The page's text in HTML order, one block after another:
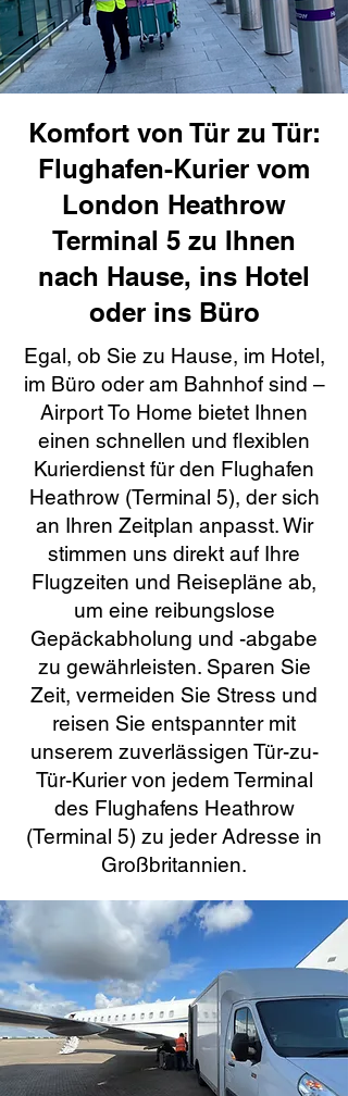
Komfort von Tür zu Tür:
Flughafen-Kurier vom
London Heathrow
Terminal 5 zu Ihnen
nach Hause, ins Hotel
oder ins Büro
Egal, ob Sie zu Hause, im Hotel,
im Büro oder am Bahnhof sind –
Airport To Home bietet Ihnen
einen schnellen und flexiblen
Kurierdienst für den Flughafen
Heathrow (Terminal 5), der sich
an Ihren Zeitplan anpasst. Wir
stimmen uns direkt auf Ihre
Flugzeiten und Reisepläne ab,
um eine reibungslose
Gepäckabholung und -abgabe
zu gewährleisten. Sparen Sie
Zeit, vermeiden Sie Stress und
reisen Sie entspannter mit
unserem zuverlässigen Tür-zu-
Tür-Kurier von jedem Terminal
des Flughafens Heathrow
(Terminal 5) zu jeder Adresse in
Großbritannien.